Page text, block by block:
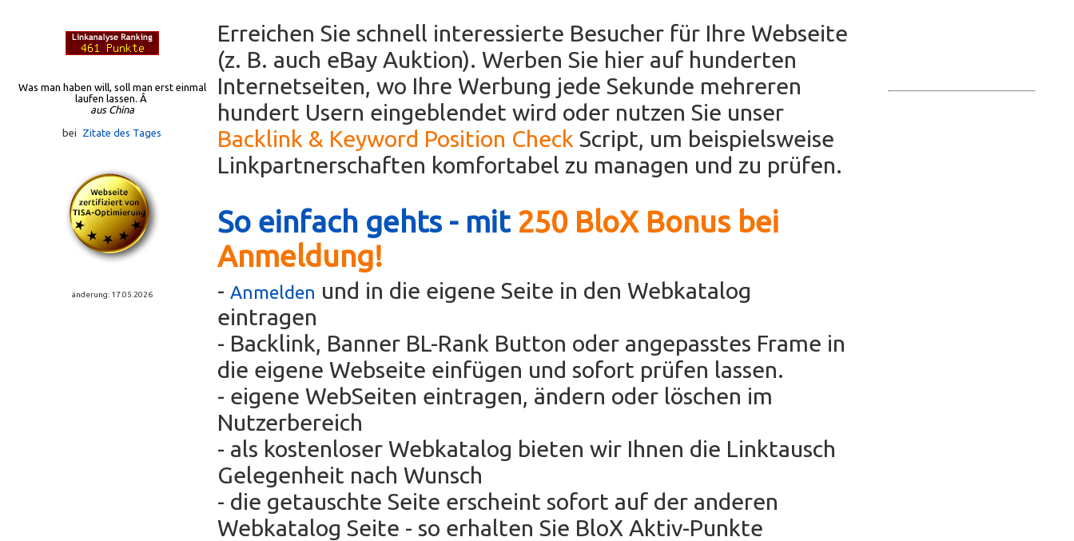
Was man haben will, soll man erst einmal
laufen lassen. Â
aus China
bei Zitate des Tages
änderung: 17.05.2026
Erreichen Sie schnell interessierte Besucher für Ihre Webseite
(z. B. auch eBay Auktion). Werben Sie hier auf hunderten
Internetseiten, wo Ihre Werbung jede Sekunde mehreren
hundert Usern eingeblendet wird oder nutzen Sie unser
Backlink & Keyword Position Check Script, um beispielsweise
Linkpartnerschaften komfortabel zu managen und zu prüfen.
So einfach gehts - mit 250 BloX Bonus bei
Anmeldung!
- Anmelden und in die eigene Seite in den Webkatalog
eintragen
- Backlink, Banner BL-Rank Button oder angepasstes Frame in
die eigene Webseite einfügen und sofort prüfen lassen.
- eigene WebSeiten eintragen, ändern oder löschen im
Nutzerbereich
- als kostenloser Webkatalog bieten wir Ihnen die Linktausch
Gelegenheit nach Wunsch
- die getauschte Seite erscheint sofort auf der anderen
Webkatalog Seite - so erhalten Sie BloX Aktiv-Punkte